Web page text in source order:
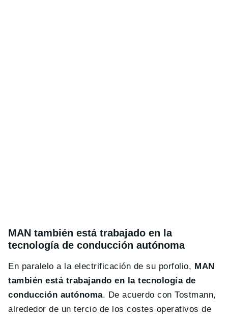
MAN también está trabajado en la
tecnología de conducción autónoma
En paralelo a la electrificación de su porfolio, MAN
también está trabajando en la tecnología de
conducción autónoma. De acuerdo con Tostmann,
alrededor de un tercio de los costes operativos de